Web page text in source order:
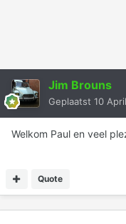
Jim Brouns
Geplaatst 10
Welkom Paul en veel
Quote